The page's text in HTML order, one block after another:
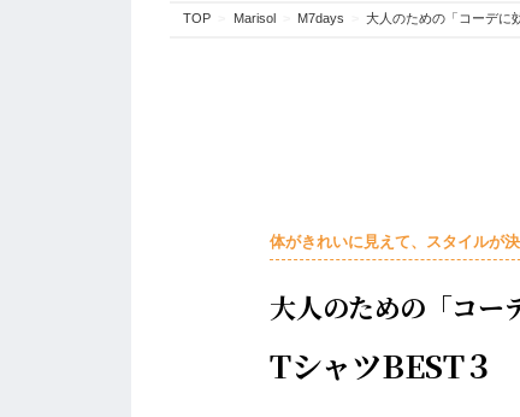
TOP Marisol M7days 大人のための「コーデに
体がきれいに見えて、スタイルが
大人のための「コー
TシャツBEST３